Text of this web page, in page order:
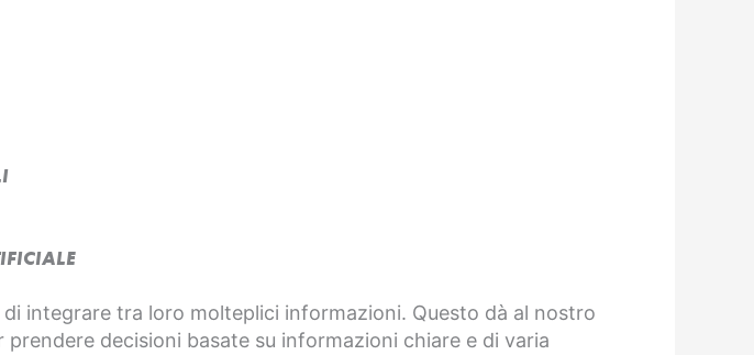
integrare tra loro molteplici informazioni. Questo dà al nostro
decisioni basate su informazioni chiare e di varia